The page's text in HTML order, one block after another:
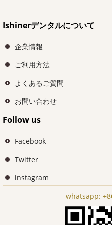
Ishinerデンタルについて
企業情報
ご利用方法
よくあるご質問
お問い合わせ
Follow us
Facebook
Twitter
instagram
whatsapp: